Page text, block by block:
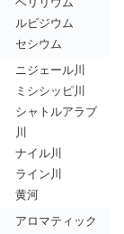
ルビジウム
セシウム
ニジェール川
ミシシッピ川
シャトルアラブ
川
ナイル川
ライン川
黄河
アロマティック